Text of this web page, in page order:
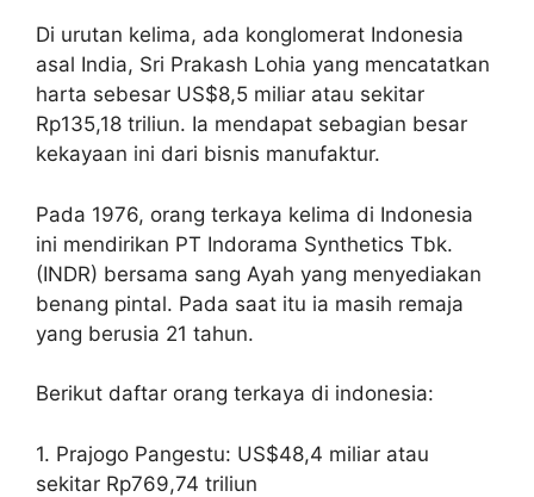
Di urutan kelima, ada konglomerat Indonesia
asal India, Sri Prakash Lohia yang mencatatkan
harta sebesar US$8,5 miliar atau sekitar
Rp135,18 triliun. Ia mendapat sebagian besar
kekayaan ini dari bisnis manufaktur.
Pada 1976, orang terkaya kelima di Indonesia
ini mendirikan PT Indorama Synthetics Tbk.
(INDR) bersama sang Ayah yang menyediakan
benang pintal. Pada saat itu ia masih remaja
yang berusia 21 tahun.
Berikut daftar orang terkaya di indonesia:
1. Prajogo Pangestu: US$48,4 miliar atau
sekitar Rp769,74 triliun